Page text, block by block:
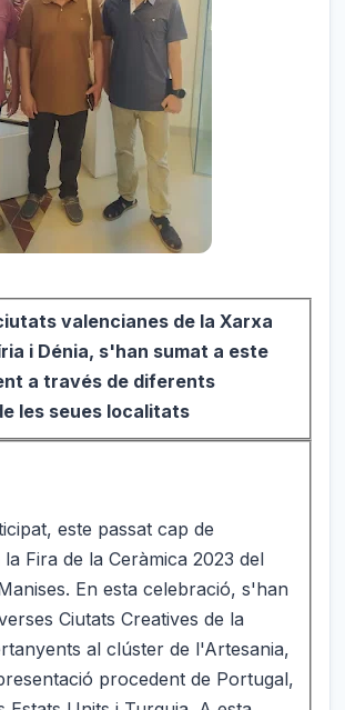
valencianes de la Xarxa
i Dénia, s'han sumat a este
a través de diferents
les seues localitats
este passat cap de
Fira de la Ceràmica 2023 del
En esta celebració, s'han
Ciutats Creatives de la
al clúster de l'Artesania,
procedent de Portugal,